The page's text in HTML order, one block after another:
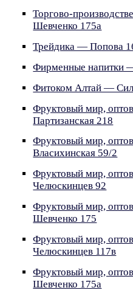
Торгово-
Шевченко 175а
Трейдика — Попова
Фирменные напитки
Фитоком Алтай —
Фруктовый мир,
Партизанская 218
Фруктовый мир,
Власихинская 59/2
Фруктовый мир,
Челюскинцев 92
Фруктовый мир,
Шевченко 175
Фруктовый мир,
Челюскинцев 117в
Фруктовый мир,
Шевченко 175а